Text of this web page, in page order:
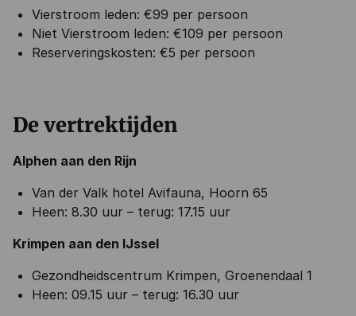
Vierstroom leden: €99 per persoon
Niet Vierstroom leden: €109 per persoon
Reserveringskosten: €5 per persoon
De vertrektijden
Alphen aan den Rijn
Van der Valk hotel Avifauna, Hoorn 65
Heen: 8.30 uur – terug: 17.15 uur
Krimpen aan den IJssel
Gezondheidscentrum Krimpen, Groenendaal 1
Heen: 09.15 uur – terug: 16.30 uur